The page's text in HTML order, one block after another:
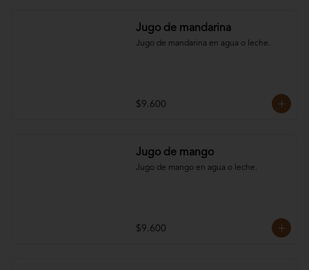
Jugo de mandarina
Jugo de mandarina en agua o leche.
$9.600
Jugo de mango
Jugo de mango en agua o leche.
$9.600